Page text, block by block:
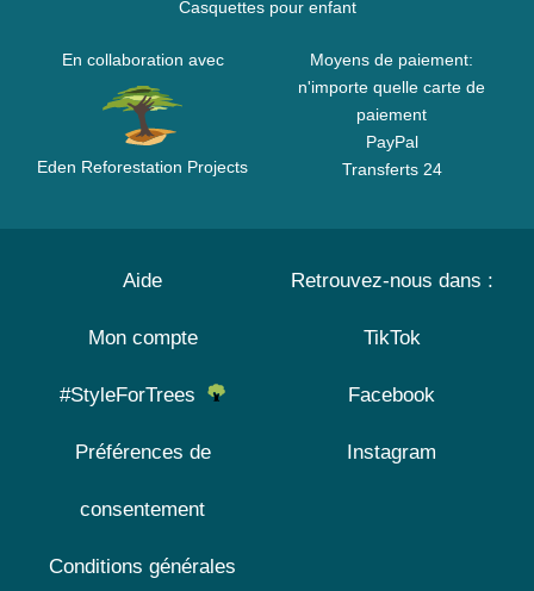
Casquettes pour enfant
En collaboration avec
Eden Reforestation Projects
Moyens de paiement:
n'importe quelle carte de
paiement
PayPal
Transferts 24
Aide
Mon compte
#StyleForTrees
Préférences de
consentement
Conditions générales
Retrouvez-nous dans :
TikTok
Facebook
Instagram